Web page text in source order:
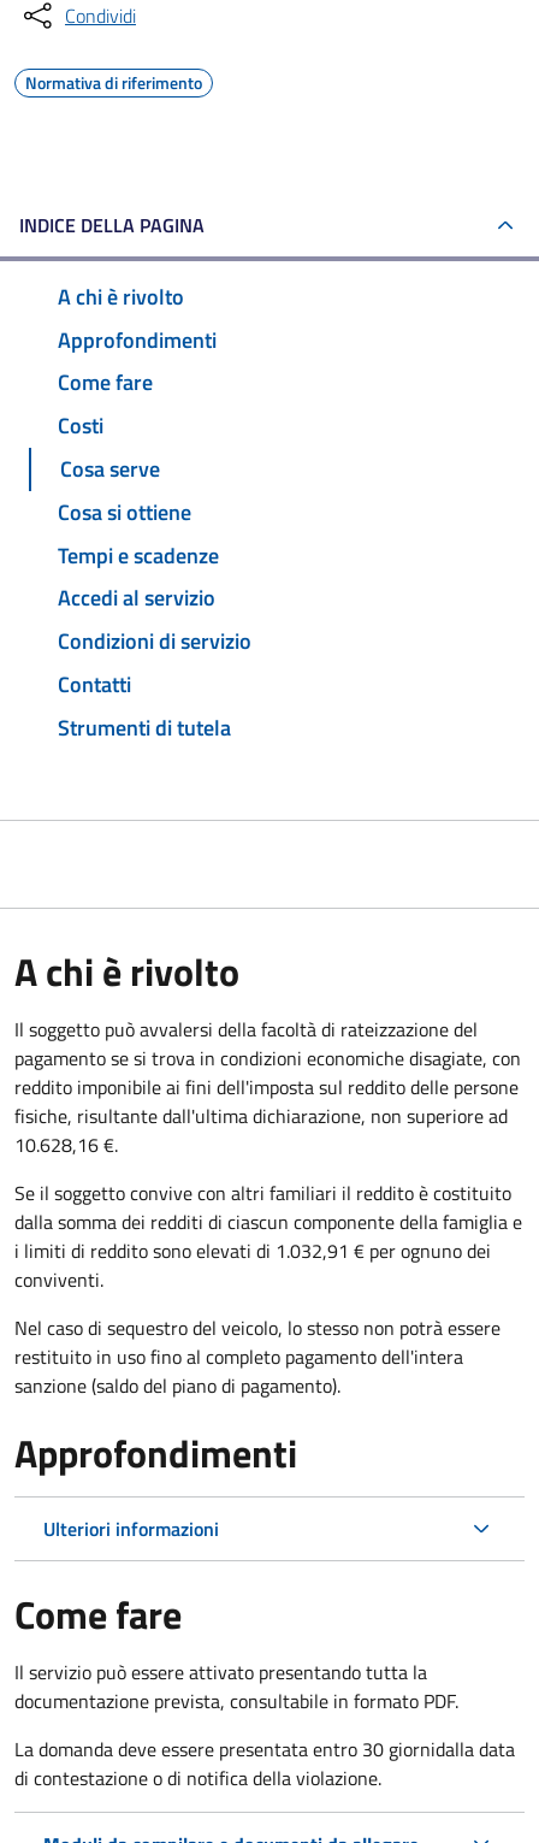
Condividi
Normativa di riferimento
INDICE DELLA PAGINA
A chi è rivolto
Approfondimenti
Come fare
Costi
Cosa serve
Cosa si ottiene
Tempi e scadenze
Accedi al servizio
Condizioni di servizio
Contatti
Strumenti di tutela
A chi è rivolto
Il soggetto può avvalersi della facoltà di rateizzazione del
pagamento se si trova in condizioni economiche disagiate, con
reddito imponibile ai fini dell'imposta sul reddito delle persone
fisiche, risultante dall'ultima dichiarazione, non superiore ad
10.628,16 €.
Se il soggetto convive con altri familiari il reddito è costituito
dalla somma dei redditi di ciascun componente della famiglia e
i limiti di reddito sono elevati di 1.032,91 € per ognuno dei
conviventi.
Nel caso di sequestro del veicolo, lo stesso non potrà essere
restituito in uso fino al completo pagamento dell'intera
sanzione (saldo del piano di pagamento).
Approfondimenti
Ulteriori informazioni
Come fare
Il servizio può essere attivato presentando tutta la
documentazione prevista, consultabile in formato PDF.
La domanda deve essere presentata entro 30 giornidalla data
di contestazione o di notifica della violazione.